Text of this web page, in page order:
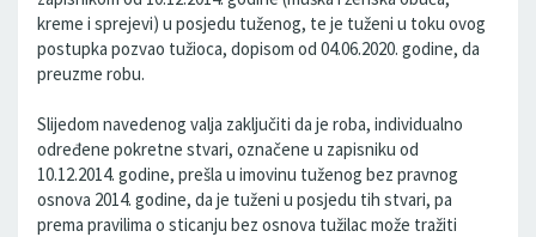
kreme i sprejevi) u posjedu tuženog, te je tuženi u toku ovog
postupka pozvao tužioca, dopisom od 04.06.2020. godine, da
preuzme robu.
Slijedom navedenog valja zaključiti da je roba, individualno
određene pokretne stvari, označene u zapisniku od
10.12.2014. godine, prešla u imovinu tuženog bez pravnog
osnova 2014. godine, da je tuženi u posjedu tih stvari, pa
prema pravilima o sticanju bez osnova tužilac može tražiti